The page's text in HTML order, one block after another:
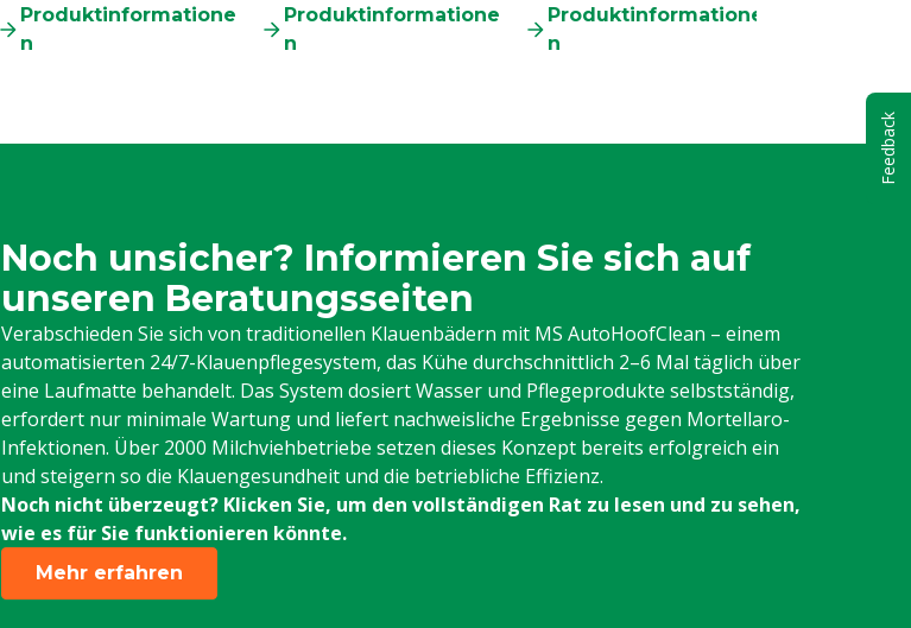
Produktinformatione
n
Produktinformatione
n
Produktinformatione
n
Noch unsicher? Informieren Sie sich auf
unseren Beratungsseiten
Verabschieden Sie sich von traditionellen Klauenbädern mit MS AutoHoofClean – einem
automatisierten 24/7-Klauenpflegesystem, das Kühe durchschnittlich 2–6 Mal täglich über
eine Laufmatte behandelt. Das System dosiert Wasser und Pflegeprodukte selbstständig,
erfordert nur minimale Wartung und liefert nachweisliche Ergebnisse gegen Mortellaro-
Infektionen. Über 2000 Milchviehbetriebe setzen dieses Konzept bereits erfolgreich ein
und steigern so die Klauengesundheit und die betriebliche Effizienz.
Noch nicht überzeugt? Klicken Sie, um den vollständigen Rat zu lesen und zu sehen,
wie es für Sie funktionieren könnte.
Mehr erfahren
Feedback